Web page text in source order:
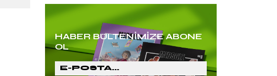
HABER BÜLTENİMİZE ABONE
OL